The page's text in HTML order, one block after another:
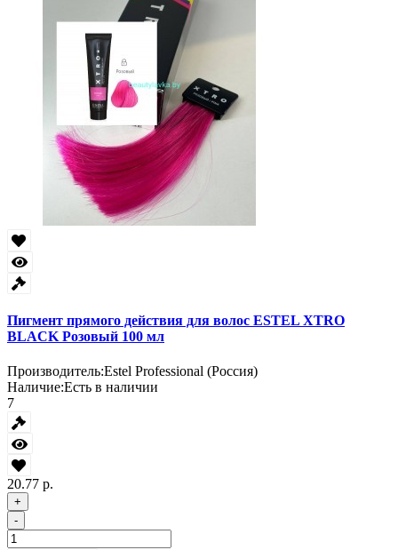
Пигмент прямого действия для волос ESTEL XTRO
BLACK Розовый 100 мл
Производитель:Estel Professional (Россия)
Наличие:Есть в наличии
7
20.77 р.
+
-